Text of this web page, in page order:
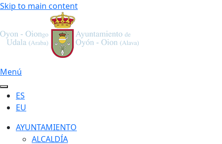
Skip to main content
Menú
ES
EU
AYUNTAMIENTO
ALCALDÍA